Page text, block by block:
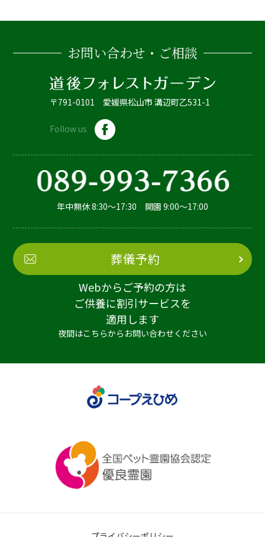
お問い合わせ・ご相談
〒791-0101 愛媛県松山市 溝辺町乙531-1
Follow us
年中無休 8:30～17:30 開園 9:00～17:00
葬儀予約
Webからご予約の方は
ご供養に割引サービスを
適用します
夜間はこちらからお問い合わせください